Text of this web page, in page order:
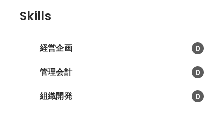
Skills
経営企画 0
管理会計 0
組織開発 0